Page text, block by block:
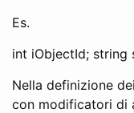
Es.
int iObjectId; string
Nella definizione
con modificatori di